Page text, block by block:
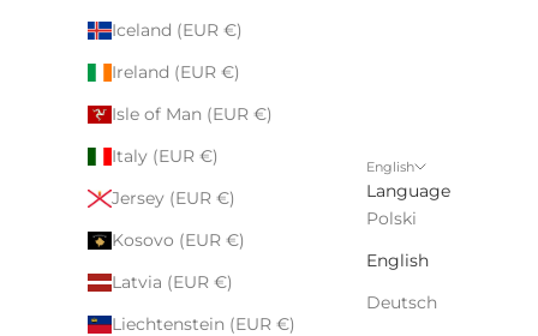
Iceland (EUR €)
Ireland (EUR €)
Isle of Man (EUR €)
Italy (EUR €)
Jersey (EUR €)
Kosovo (EUR €)
Latvia (EUR €)
Liechtenstein (EUR €)
English
Language
Polski
English
Deutsch